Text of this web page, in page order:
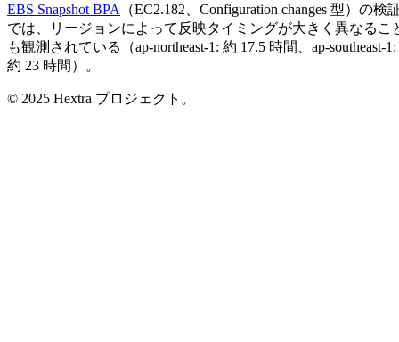
EBS Snapshot BPA
（EC2.182、Configuration changes 型）の検
では、リージョンによって反映タイミングが大きく異なるこ
も観測されている（ap-northeast-1: 約 17.5 時間、ap-southeast-1:
約 23 時間）。
© 2025 Hextra プロジェクト。